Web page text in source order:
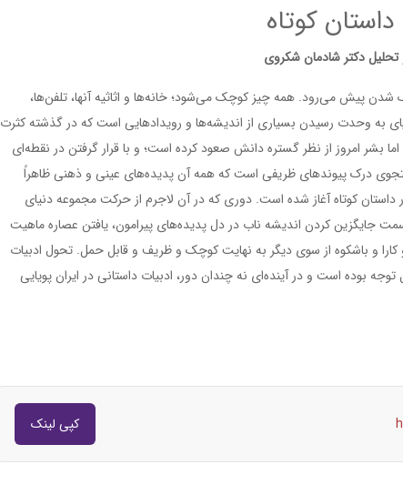
کوتاه
دکتر شادمان شکروی
پیش می‌رود. همه چیز کوچک می‌شود؛ خانه‌ها و اثاثیه آنها، تلفن‌ها،
دنیای به وحدت رسیدن بسیاری از اندیشه‌ها و رویداد‌هایی است که در گذشته کثرت
امروز از نظر گستره دانش صعود کرده است؛ و با قرار گرفتن در نقطه‌ای
درک پیوندهای ظریفی است که همه آن پدیده‌های عینی و ذهنی ظاهراً
داستان کوتاه آغاز شده است. دوری که در آن لاجرم از حرکت مجموعه دنیای
کردن اندیشه ناب در دل پدیده‌های پیرامون، یافتن عصاره ماهیت
و باشکوه از سوی دیگر به نهایت کوچک و ظریف و قابل حمل. تحول ادبیات
بوده است و در آینده‌ای نه چندان دور، ادبیات داستانی در ایران پویایی
کپی لینک